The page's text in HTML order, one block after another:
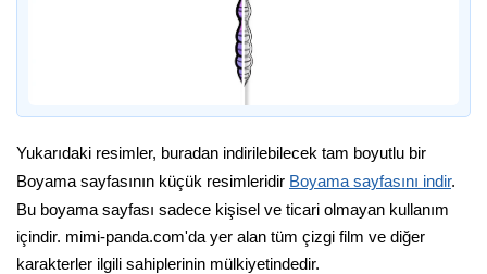
Yukarıdaki resimler, buradan indirilebilecek tam boyutlu bir
Boyama sayfasının küçük resimleridir Boyama sayfasını indir.
Bu boyama sayfası sadece kişisel ve ticari olmayan kullanım
içindir. mimi-panda.com'da yer alan tüm çizgi film ve diğer
karakterler ilgili sahiplerinin mülkiyetindedir.